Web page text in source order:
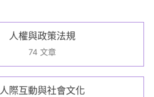
人權與政策法規
74 文章
人際互動與社會文化